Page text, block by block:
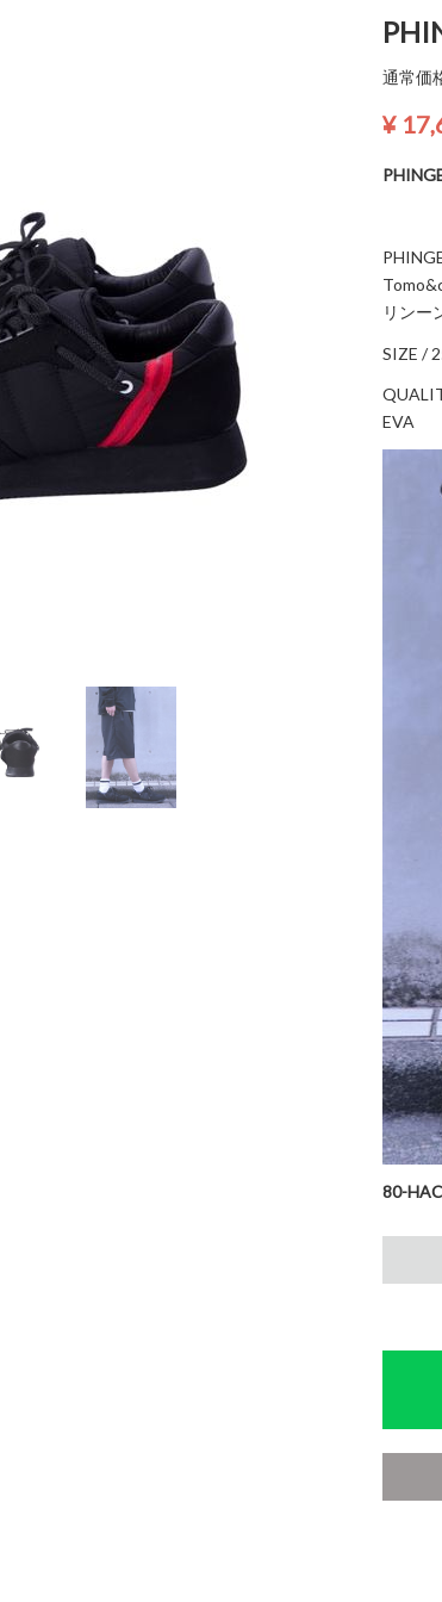
通常価
¥
リンー
SIZE /
EVA
80-